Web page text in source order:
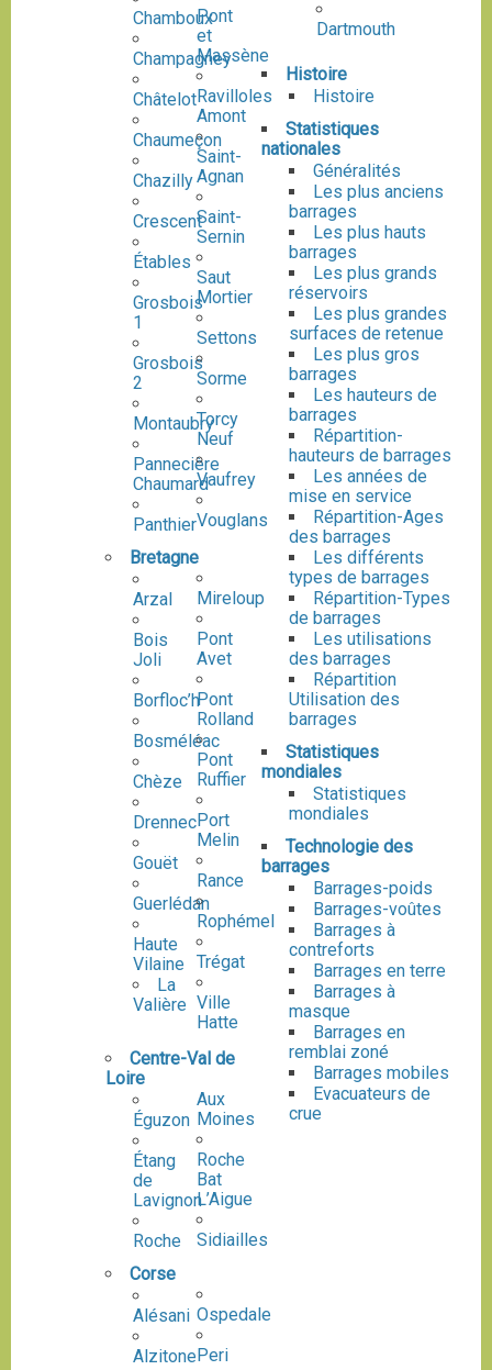
Chamboux
Champagney
Châtelot
Chaumeçon
Chazilly
Crescent
Étables
Grosbois
1
Grosbois
2
Montaubry
Pannecière
Chaumard
Panthier
Pont
et
Massène
Ravilloles
Amont
Saint-
Agnan
Saint-
Sernin
Saut
Mortier
Settons
Sorme
Torcy
Neuf
Vaufrey
Vouglans
Bretagne
Arzal
Bois
Joli
Borfloc’h
Bosméléac
Chèze
Drennec
Gouët
Guerlédan
Haute
Vilaine
La
Valière
Mireloup
Pont
Avet
Pont
Rolland
Pont
Ruffier
Port
Melin
Rance
Rophémel
Trégat
Ville
Hatte
Centre-Val de
Loire
Éguzon
Étang
de
Lavignon
Roche
Aux
Moines
Roche
Bat
L’Aigue
Sidiailles
Corse
Alésani
Alzitone
Ospedale
Peri
Dartmouth
Histoire
Histoire
Statistiques
nationales
Généralités
Les plus anciens
barrages
Les plus hauts
barrages
Les plus grands
réservoirs
Les plus grandes
surfaces de retenue
Les plus gros
barrages
Les hauteurs de
barrages
Répartition-
hauteurs de barrages
Les années de
mise en service
Répartition-Ages
des barrages
Les différents
types de barrages
Répartition-Types
de barrages
Les utilisations
des barrages
Répartition
Utilisation des
barrages
Statistiques
mondiales
Statistiques
mondiales
Technologie des
barrages
Barrages-poids
Barrages-voûtes
Barrages à
contreforts
Barrages en terre
Barrages à
masque
Barrages en
remblai zoné
Barrages mobiles
Evacuateurs de
crue